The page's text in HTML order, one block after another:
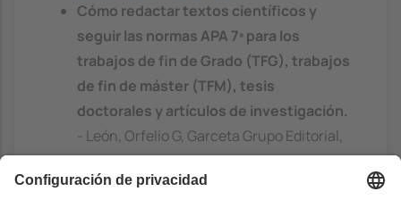
Cómo redactar textos científicos y
seguir las normas APA 7ª para los
trabajos de fin de Grado (TFG), trabajos
de fin de máster (TFM), tesis
doctorales y artículos de investigación.
- León, Orfelio G, Garceta Grupo Editorial,
2020. ISBN: 9788417289508
https://discovery.upc.edu/discovery/fulldi